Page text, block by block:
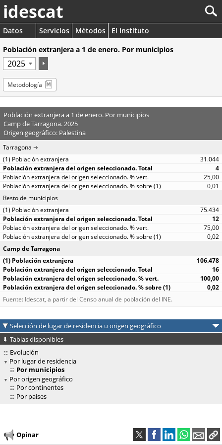
idescat
Datos Servicios Métodos
El Instituto
Población extranjera a 1 de enero. Por municipios
Metodología
Población extranjera a 1 de enero. Por municipios
Camp de Tarragona. 2025
Origen geográfico: Palestina
Tarragona
31.044
4
25,00
0,01
Resto de municipios
75.434
12
75,00
0,02
Camp de Tarragona
106.478
16
100,00
0,02
Fuente: Idescat, a partir del Censo anual de población del INE.
Selección de lugar de residencia u origen geográfico
Tablas disponibles
Evolución
Por lugar de residencia
Por municipios
Por origen geográfico
Por continentes
Por paises
Opinar